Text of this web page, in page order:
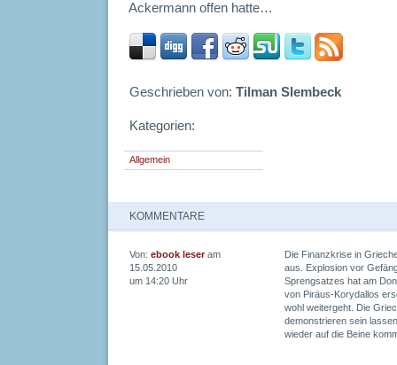
Ackermann offen hatte…
Geschrieben von: Tilman Slembeck
Kategorien:
Allgemein
KOMMENTARE
Die Finanzkrise in
aus. Explosion vor
Sprengsatzes hat am
von Piräus-Korydallos
wohl weitergeht. Die
demonstrieren sein
wieder auf die Beine
Von: ebook leser am
15.05.2010
um 14:20 Uhr